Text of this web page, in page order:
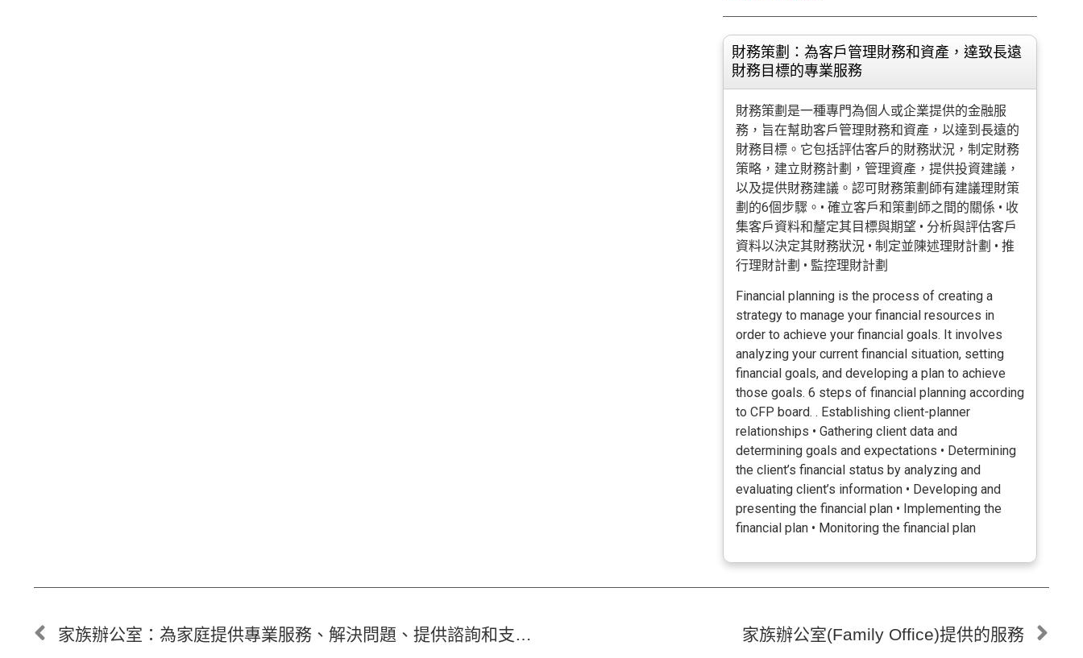
財務策劃：為客戶管理財務和資產，達致長遠
財務目標的專業服務
財務策劃是一種專門為個人或企業提供的金融服
務，旨在幫助客戶管理財務和資產，以達到長遠的
財務目標。它包括評估客戶的財務狀況，制定財務
策略，建立財務計劃，管理資產，提供投資建議，
以及提供財務建議。認可財務策劃師有建議理財策
劃的6個步驟。• 確立客戶和策劃師之間的關係 • 收
集客戶資料和釐定其目標與期望 • 分析與評估客戶
資料以決定其財務狀況 • 制定並陳述理財計劃 • 推
行理財計劃 • 監控理財計劃
Financial planning is the process of creating a
strategy to manage your financial resources in
order to achieve your financial goals. It involves
analyzing your current financial situation, setting
financial goals, and developing a plan to achieve
those goals. 6 steps of financial planning according
to CFP board. . Establishing client-planner
relationships • Gathering client data and
determining goals and expectations • Determining
the client’s financial status by analyzing and
evaluating client’s information • Developing and
presenting the financial plan • Implementing the
financial plan • Monitoring the financial plan
家族辦公室：為家庭提供專業服務、解決問題、提供諮詢和支持，改善家庭健康與福祉 家族辦公室(Family Office)提供的服務